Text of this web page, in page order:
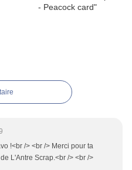
!<br /> <br /> Merci pour ta
L'Antre Scrap.<br /> <br />